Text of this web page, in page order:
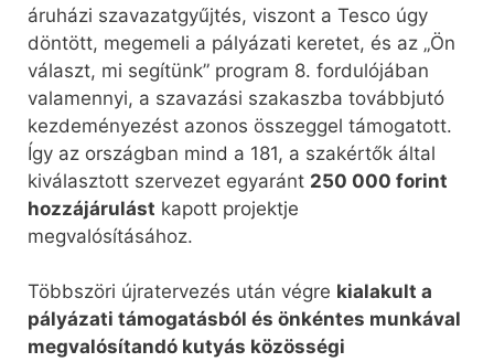
áruházi szavazatgyűjtés, viszont a Tesco úgy
döntött, megemeli a pályázati keretet, és az „Ön
választ, mi segítünk” program 8. fordulójában
valamennyi, a szavazási szakaszba továbbjutó
kezdeményezést azonos összeggel támogatott.
Így az országban mind a 181, a szakértők által
kiválasztott szervezet egyaránt 250 000 forint
hozzájárulást kapott projektje
megvalósításához.
Többszöri újratervezés után végre kialakult a
pályázati támogatásból és önkéntes munkával
megvalósítandó kutyás közösségi